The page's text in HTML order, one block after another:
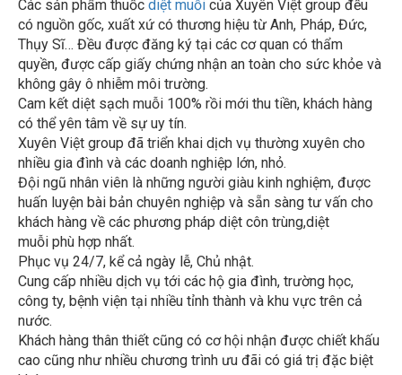
Thụy Sĩ… Đều được đăng ký tại các cơ quan có thẩm
quyền, được cấp giấy chứng nhận an toàn cho sức khỏe và
không gây ô nhiễm môi trường.
Cam kết diệt sạch muỗi 100% rồi mới thu tiền, khách hàng
có thể yên tâm về sự uy tín.
Xuyên Việt group đã triển khai dịch vụ thường xuyên cho
nhiều gia đình và các doanh nghiệp lớn, nhỏ.
Đội ngũ nhân viên là những người giàu kinh nghiệm, được
huấn luyện bài bản chuyên nghiệp và sẵn sàng tư vấn cho
khách hàng về các phương pháp diệt côn trùng,diệt
muỗi phù hợp nhất.
Phục vụ 24/7, kể cả ngày lễ, Chủ nhật.
Cung cấp nhiều dịch vụ tới các hộ gia đình, trường học,
công ty, bệnh viện tại nhiều tỉnh thành và khu vực trên cả
nước.
Khách hàng thân thiết cũng có cơ hội nhận được chiết khấu
cao cũng như nhiều chương trình ưu đãi có giá trị đặc biệt
khác.
Cung cấp đầy đủ hóa đơn, hợp đồng rõ ràng theo yêu cầu